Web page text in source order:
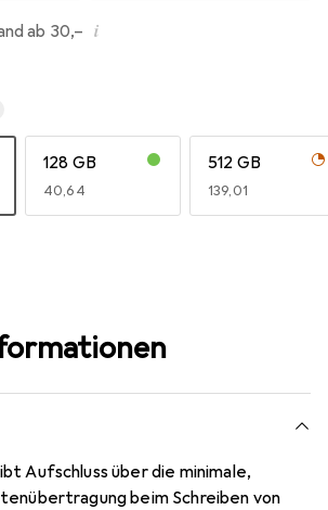
ab 30,– i
128 GB
EUR
40,64
512 GB
EUR
139,01
Aufschluss über die minimale,
beim Schreiben von